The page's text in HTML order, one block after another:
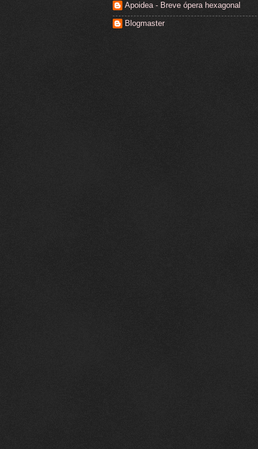
Apoidea - Breve ópera hexagonal
Blogmaster